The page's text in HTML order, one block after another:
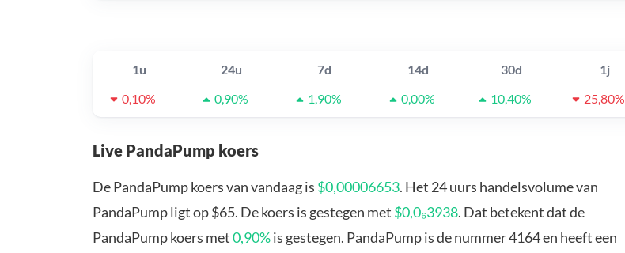
1u 24u 7d 14d 30d
1j
0,10%
0,90% 1,90% 0,00% 10,40% 25,80%
Live PandaPump koers
De PandaPump koers van vandaag is $0,00006653. Het 24 uurs handelsvolume van
PandaPump ligt op $65. De koers is gestegen met $0,0₆3938. Dat betekent dat de
PandaPump koers met0,90%is gestegen. PandaPump is de nummer 4164 en heeft een